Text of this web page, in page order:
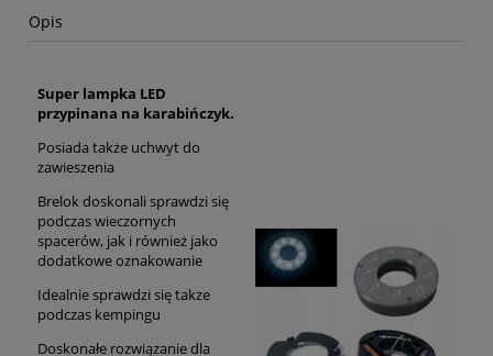
Opis
Super lampka LED
przypinana na karabińczyk.
Posiada także uchwyt do
zawieszenia
Brelok doskonali sprawdzi się
podczas wieczornych
spacerów, jak i również jako
dodatkowe oznakowanie
Idealnie sprawdzi się takze
podczas kempingu
Doskonałe rozwiązanie dla